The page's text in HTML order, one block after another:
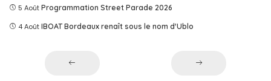
5 Août Programmation Street Parade 2026
4 Août IBOAT Bordeaux renaît sous le nom d'Ublo